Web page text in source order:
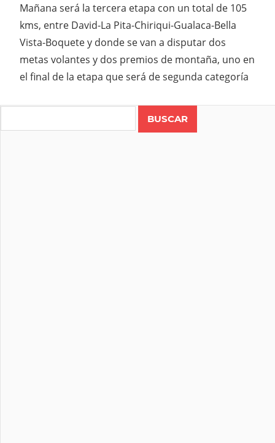
Mañana será la tercera etapa con un total de 105
kms, entre David-La Pita-Chiriqui-Gualaca-Bella
Vista-Boquete y donde se van a disputar dos
metas volantes y dos premios de montaña, uno en
el final de la etapa que será de segunda categoría